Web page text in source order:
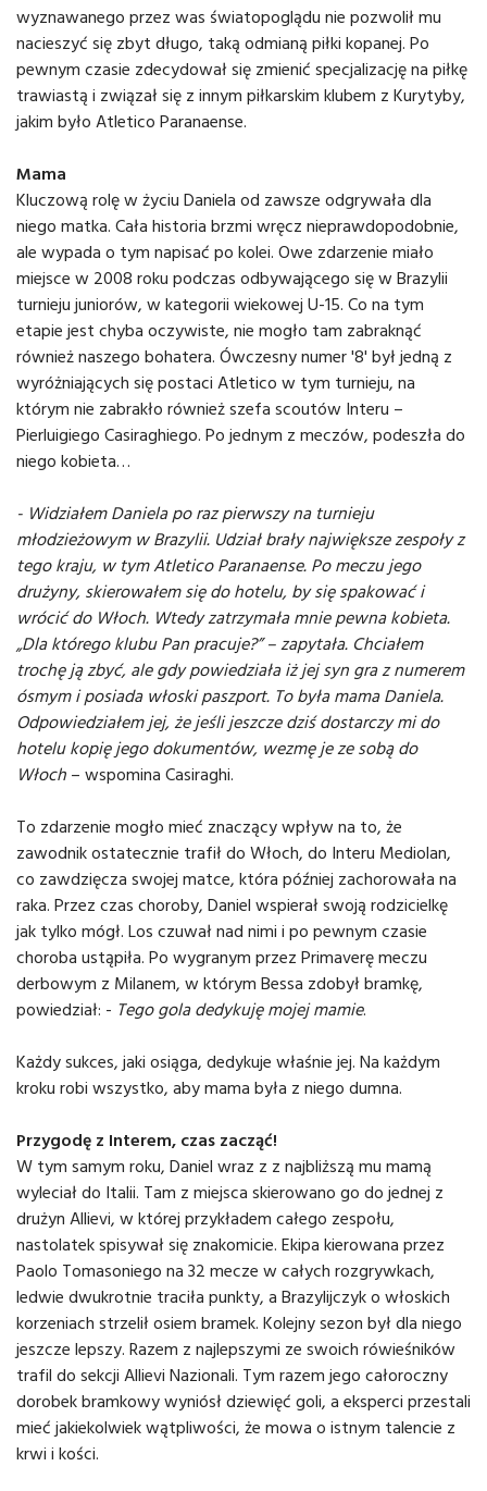
wyznawanego przez was światopoglądu nie pozwolił mu
nacieszyć się zbyt długo, taką odmianą piłki kopanej. Po
pewnym czasie zdecydował się zmienić specjalizację na piłkę
trawiastą i związał się z innym piłkarskim klubem z Kurytyby,
jakim było Atletico Paranaense.
Mama
Kluczową rolę w życiu Daniela od zawsze odgrywała dla
niego matka. Cała historia brzmi wręcz nieprawdopodobnie,
ale wypada o tym napisać po kolei. Owe zdarzenie miało
miejsce w 2008 roku podczas odbywającego się w Brazylii
turnieju juniorów, w kategorii wiekowej U-15. Co na tym
etapie jest chyba oczywiste, nie mogło tam zabraknąć
również naszego bohatera. Ówczesny numer '8' był jedną z
wyróżniających się postaci Atletico w tym turnieju, na
którym nie zabrakło również szefa scoutów Interu –
Pierluigiego Casiraghiego. Po jednym z meczów, podeszła do
niego kobieta…
- Widziałem Daniela po raz pierwszy na turnieju
młodzieżowym w Brazylii. Udział brały największe zespoły z
tego kraju, w tym Atletico Paranaense. Po meczu jego
drużyny, skierowałem się do hotelu, by się spakować i
wrócić do Włoch. Wtedy zatrzymała mnie pewna kobieta.
„Dla którego klubu Pan pracuje?” – zapytała. Chciałem
trochę ją zbyć, ale gdy powiedziała iż jej syn gra z numerem
ósmym i posiada włoski paszport. To była mama Daniela.
Odpowiedziałem jej, że jeśli jeszcze dziś dostarczy mi do
hotelu kopię jego dokumentów, wezmę je ze sobą do
Włoch – wspomina Casiraghi.
To zdarzenie mogło mieć znaczący wpływ na to, że
zawodnik ostatecznie trafił do Włoch, do Interu Mediolan,
co zawdzięcza swojej matce, która później zachorowała na
raka. Przez czas choroby, Daniel wspierał swoją rodzicielkę
jak tylko mógł. Los czuwał nad nimi i po pewnym czasie
choroba ustąpiła. Po wygranym przez Primaverę meczu
derbowym z Milanem, w którym Bessa zdobył bramkę,
powiedział: - Tego gola dedykuję mojej mamie.
Każdy sukces, jaki osiąga, dedykuje właśnie jej. Na każdym
kroku robi wszystko, aby mama była z niego dumna.
Przygodę z Interem, czas zacząć!
W tym samym roku, Daniel wraz z z najbliższą mu mamą
wyleciał do Italii. Tam z miejsca skierowano go do jednej z
drużyn Allievi, w której przykładem całego zespołu,
nastolatek spisywał się znakomicie. Ekipa kierowana przez
Paolo Tomasoniego na 32 mecze w całych rozgrywkach,
ledwie dwukrotnie traciła punkty, a Brazylijczyk o włoskich
korzeniach strzelił osiem bramek. Kolejny sezon był dla niego
jeszcze lepszy. Razem z najlepszymi ze swoich rówieśników
trafil do sekcji Allievi Nazionali. Tym razem jego całoroczny
dorobek bramkowy wyniósł dziewięć goli, a eksperci przestali
mieć jakiekolwiek wątpliwości, że mowa o istnym talencie z
krwi i kości.